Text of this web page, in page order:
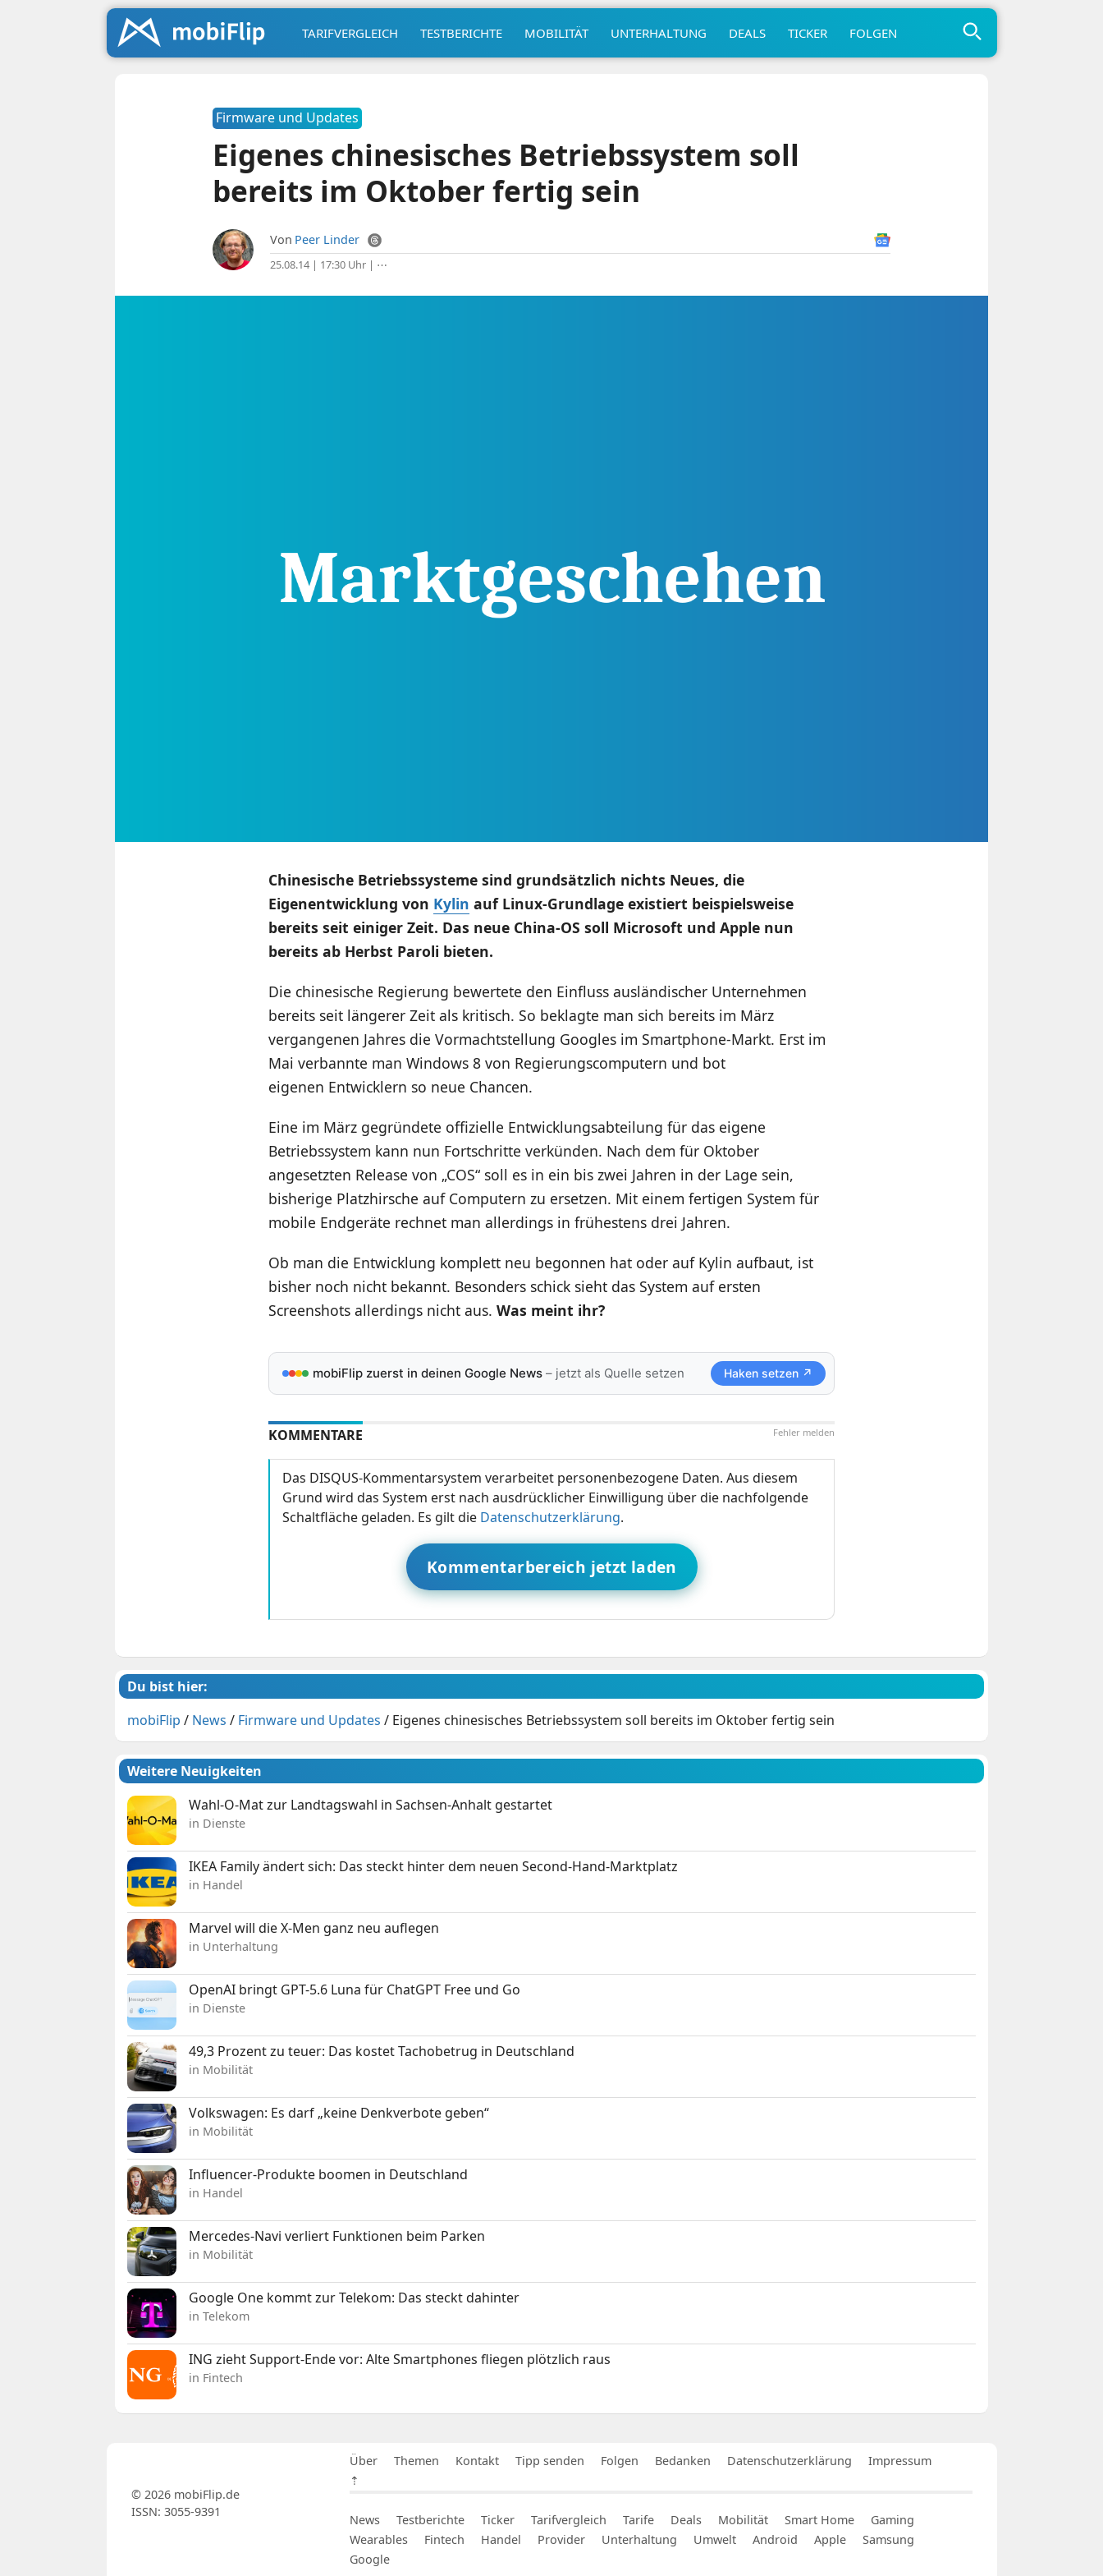
TARIFVERGLEICH TESTBERICHTE MOBILITÄT UNTERHALTUNG DEALS TICKER FOLGEN
Firmware und Updates
Eigenes chinesisches Betriebssystem soll
bereits im Oktober fertig sein
Von Peer Linder
25.08.14 | 17:30 Uhr| ⋯
Chinesische Betriebssysteme sind grundsätzlich nichts Neues, die
Eigenentwicklung von Kylin auf Linux-Grundlage existiert beispielsweise
bereits seit einiger Zeit. Das neue China-OS soll Microsoft und Apple nun
bereits ab Herbst Paroli bieten.
Die chinesische Regierung bewertete den Einfluss ausländischer Unternehmen
bereits seit längerer Zeit als kritisch. So beklagte man sich bereits im März
vergangenen Jahres die Vormachtstellung Googles im Smartphone-Markt. Erst im
Mai verbannte man Windows 8 von Regierungscomputern und bot
eigenen Entwicklern so neue Chancen.
Eine im März gegründete offizielle Entwicklungsabteilung für das eigene
Betriebssystem kann nun Fortschritte verkünden. Nach dem für Oktober
angesetzten Release von „COS“ soll es in ein bis zwei Jahren in der Lage sein,
bisherige Platzhirsche auf Computern zu ersetzen. Mit einem fertigen System für
mobile Endgeräte rechnet man allerdings in frühestens drei Jahren.
Ob man die Entwicklung komplett neu begonnen hat oder auf Kylin aufbaut, ist
bisher noch nicht bekannt. Besonders schick sieht das System auf ersten
Screenshots allerdings nicht aus. Was meint ihr?
mobiFlip zuerst in deinen Google News– jetzt als Quelle setzen Haken setzen ↗
Fehler melden
KOMMENTARE
Das DISQUS-Kommentarsystem verarbeitet personenbezogene Daten. Aus diesem
Grund wird das System erst nach ausdrücklicher Einwilligung über die nachfolgende
Schaltfläche geladen. Es gilt die Datenschutzerklärung.
Kommentarbereich jetzt laden
Du bist hier:
mobiFlip / News / Firmware und Updates / Eigenes chinesisches Betriebssystem soll bereits im Oktober fertig sein
Weitere Neuigkeiten
Wahl-O-Mat zur Landtagswahl in Sachsen-Anhalt gestartet
in Dienste
IKEA Family ändert sich: Das steckt hinter dem neuen Second-Hand-Marktplatz
in Handel
Marvel will die X-Men ganz neu auflegen
in Unterhaltung
OpenAI bringt GPT-5.6 Luna für ChatGPT Free und Go
in Dienste
49,3 Prozent zu teuer: Das kostet Tachobetrug in Deutschland
in Mobilität
Volkswagen: Es darf „keine Denkverbote geben“
in Mobilität
Influencer-Produkte boomen in Deutschland
in Handel
Mercedes-Navi verliert Funktionen beim Parken
in Mobilität
Google One kommt zur Telekom: Das steckt dahinter
in Telekom
ING zieht Support-Ende vor: Alte Smartphones fliegen plötzlich raus
in Fintech
Über Themen Kontakt Tipp senden Folgen Bedanken Datenschutzerklärung
Impressum
⇡
News Testberichte Ticker Tarifvergleich Tarife Deals Mobilität Smart Home
Gaming
Wearables
Fintech Handel Provider Unterhaltung Umwelt Android Apple
Samsung
Google
© 2026 mobiFlip.de
ISSN: 3055-9391